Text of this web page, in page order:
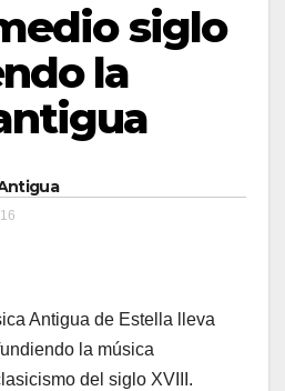
siglo
la
Antigua de Estella lleva
la música
del siglo XVIII.